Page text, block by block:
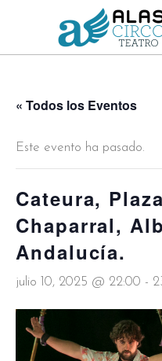
« Todos los Eventos
Este evento ha pasado.
Cateura,
Chaparral,
Andalucía.
julio 10, 2025 @ 22:00 -